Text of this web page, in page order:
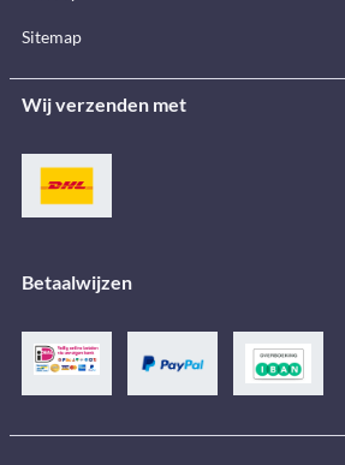
Sitemap
Wij verzenden met
Betaalwijzen